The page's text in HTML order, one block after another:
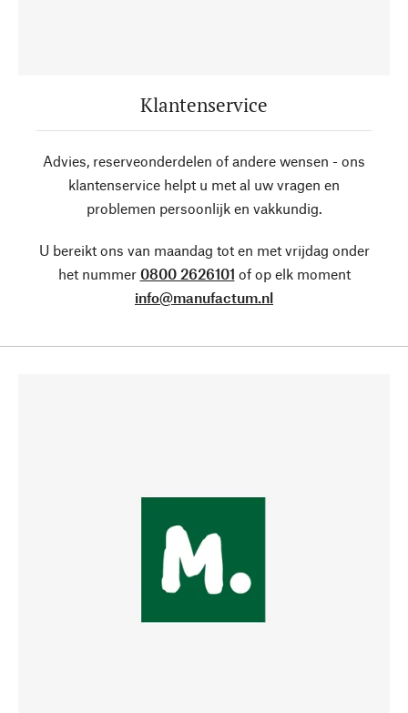
Klantenservice
Advies, reserveonderdelen of andere wensen - ons
klantenservice helpt u met al uw vragen en
problemen persoonlijk en vakkundig.
U bereikt ons van maandag tot en met vrijdag onder
het nummer 0800 2626101 of op elk moment
info@manufactum.nl